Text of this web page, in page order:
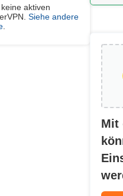
aktiven
Siehe andere
Mit